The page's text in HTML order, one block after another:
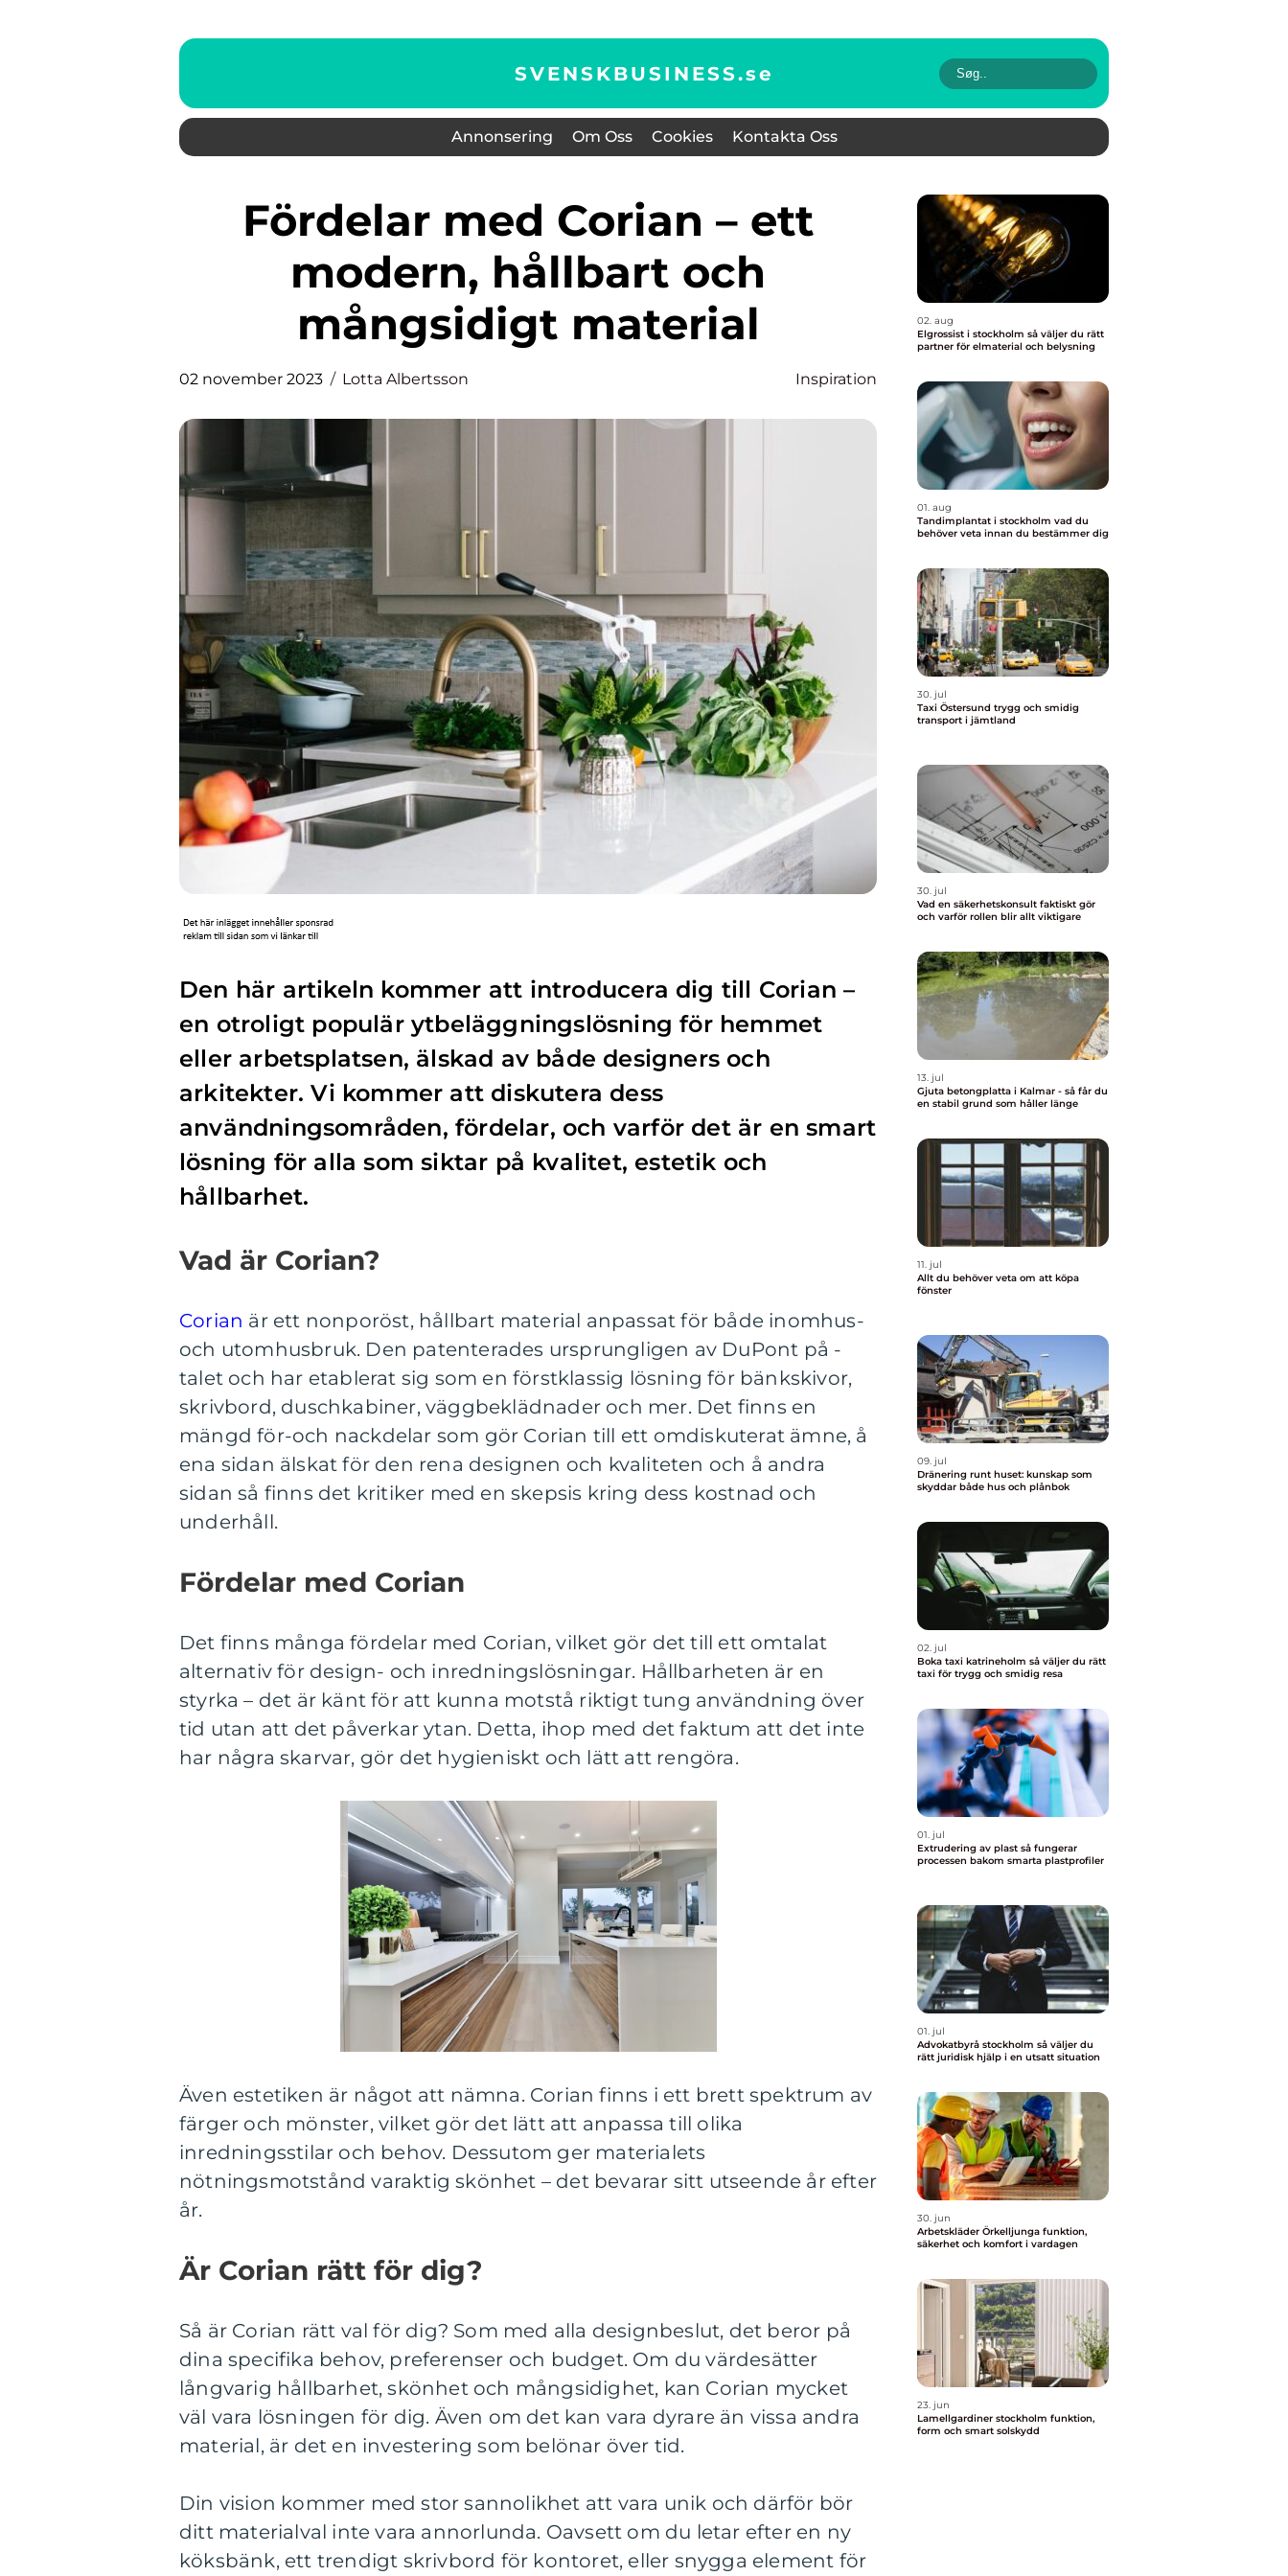
SVENSKBUSINESS.se
Annonsering Om Oss Cookies Kontakta Oss
Fördelar med Corian – ett
modern, hållbart och
mångsidigt material
02 november 2023 Lotta Albertsson Inspiration
Den här artikeln kommer att introducera dig till Corian –
en otroligt populär ytbeläggningslösning för hemmet
eller arbetsplatsen, älskad av både designers och
arkitekter. Vi kommer att diskutera dess
användningsområden, fördelar, och varför det är en smart
lösning för alla som siktar på kvalitet, estetik och
hållbarhet.
Vad är Corian?
Corian är ett nonporöst, hållbart material anpassat för både inomhus-
och utomhusbruk. Den patenterades ursprungligen av DuPont på -
talet och har etablerat sig som en förstklassig lösning för bänkskivor,
skrivbord, duschkabiner, väggbeklädnader och mer. Det finns en
mängd för-och nackdelar som gör Corian till ett omdiskuterat ämne, å
ena sidan älskat för den rena designen och kvaliteten och å andra
sidan så finns det kritiker med en skepsis kring dess kostnad och
underhåll.
Fördelar med Corian
Det finns många fördelar med Corian, vilket gör det till ett omtalat
alternativ för design- och inredningslösningar. Hållbarheten är en
styrka – det är känt för att kunna motstå riktigt tung användning över
tid utan att det påverkar ytan. Detta, ihop med det faktum att det inte
har några skarvar, gör det hygieniskt och lätt att rengöra.
Även estetiken är något att nämna. Corian finns i ett brett spektrum av
färger och mönster, vilket gör det lätt att anpassa till olika
inredningsstilar och behov. Dessutom ger materialets
nötningsmotstånd varaktig skönhet – det bevarar sitt utseende år efter
år.
Är Corian rätt för dig?
Så är Corian rätt val för dig? Som med alla designbeslut, det beror på
dina specifika behov, preferenser och budget. Om du värdesätter
långvarig hållbarhet, skönhet och mångsidighet, kan Corian mycket
väl vara lösningen för dig. Även om det kan vara dyrare än vissa andra
material, är det en investering som belönar över tid.
Din vision kommer med stor sannolikhet att vara unik och därför bör
ditt materialval inte vara annorlunda. Oavsett om du letar efter en ny
köksbänk, ett trendigt skrivbord för kontoret, eller snygga element för
02. aug
Elgrossist i stockholm så väljer du rätt
partner för elmaterial och belysning
01. aug
Tandimplantat i stockholm vad du
behöver veta innan du bestämmer dig
30. jul
Taxi Östersund trygg och smidig
transport i jämtland
30. jul
Vad en säkerhetskonsult faktiskt gör
och varför rollen blir allt viktigare
13. jul
Gjuta betongplatta i Kalmar - så får du
en stabil grund som håller länge
11. jul
Allt du behöver veta om att köpa
fönster
09. jul
Dränering runt huset: kunskap som
skyddar både hus och plånbok
02. jul
Boka taxi katrineholm så väljer du rätt
taxi för trygg och smidig resa
01. jul
Extrudering av plast så fungerar
processen bakom smarta plastprofiler
01. jul
Advokatbyrå stockholm så väljer du
rätt juridisk hjälp i en utsatt situation
30. jun
Arbetskläder Örkelljunga funktion,
säkerhet och komfort i vardagen
23. jun
Lamellgardiner stockholm funktion,
form och smart solskydd